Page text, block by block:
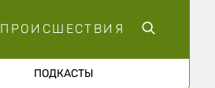
ПРОИСШЕСТВИЯ
ПОДКАСТЫ